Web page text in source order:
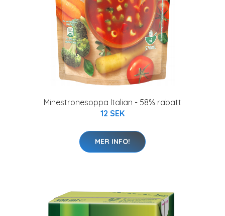
Minestronesoppa Italian - 58% rabatt
12 SEK
MER INFO!